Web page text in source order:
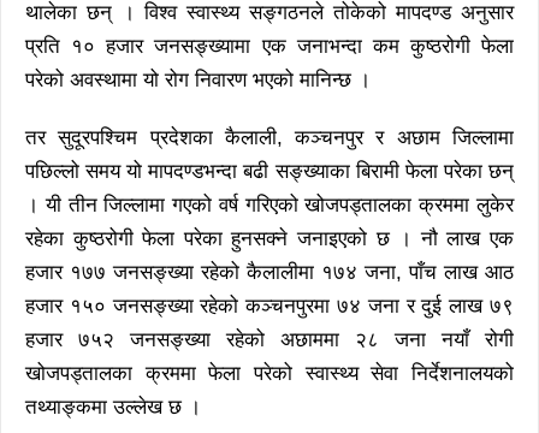
थालेका छन् । विश्व स्वास्थ्य सङ्गठनले तोकेको मापदण्ड अनुसार
प्रति १० हजार जनसङ्ख्यामा एक जनाभन्दा कम कुष्ठरोगी फेला
परेको अवस्थामा यो रोग निवारण भएको मानिन्छ ।
तर सुदूरपश्चिम प्रदेशका कैलाली, कञ्चनपुर र अछाम जिल्लामा
पछिल्लो समय यो मापदण्डभन्दा बढी सङ्ख्याका बिरामी फेला परेका छन्
। यी तीन जिल्लामा गएको वर्ष गरिएको खोजपड्तालका क्रममा लुकेर
रहेका कुष्ठरोगी फेला परेका हुनसक्ने जनाइएको छ । नौ लाख एक
हजार १७७ जनसङ्ख्या रहेको कैलालीमा १७४ जना, पाँच लाख आठ
हजार १५० जनसङ्ख्या रहेको कञ्चनपुरमा ७४ जना र दुई लाख ७९
हजार ७५२ जनसङ्ख्या रहेको अछाममा २८ जना नयाँ रोगी
खोजपड्तालका क्रममा फेला परेको स्वास्थ्य सेवा निर्देशनालयको
तथ्याङ्कमा उल्लेख छ ।